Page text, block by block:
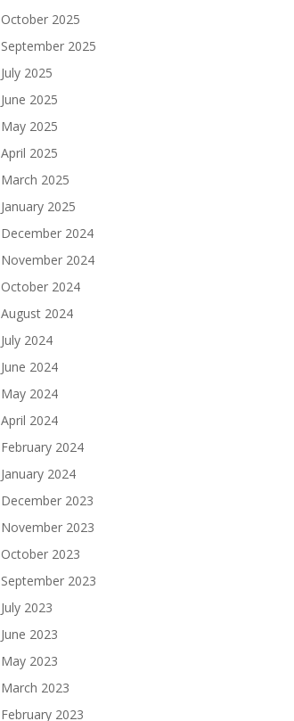
October 2025
September 2025
July 2025
June 2025
May 2025
April 2025
March 2025
January 2025
December 2024
November 2024
October 2024
August 2024
July 2024
June 2024
May 2024
April 2024
February 2024
January 2024
December 2023
November 2023
October 2023
September 2023
July 2023
June 2023
May 2023
March 2023
February 2023